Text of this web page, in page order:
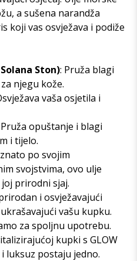
a sušena narandža
koji vas osvježava i podiže
Ston): Pruža blagi
njegu kože.
vaša osjetila i
opuštanje i blagi
i tijelo.
po svojim
svojstvima, ovo ulje
prirodni sjaj.
i osvježavajući
vašu kupku.
za spoljnu upotrebu.
kupki s GLOW
luksuz postaju jedno.